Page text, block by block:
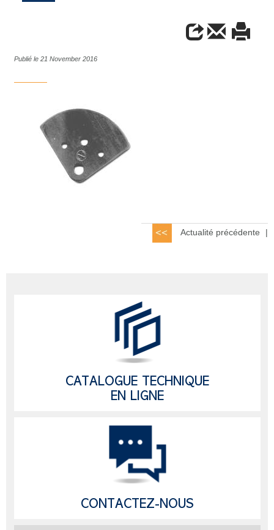
Publié le 21 November 2016
Actualité précédente |
CATALOGUE TECHNIQUE
EN LIGNE
CONTACTEZ-NOUS